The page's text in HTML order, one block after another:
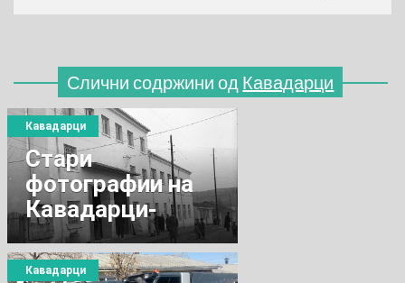
Слични содржини од Кавадарци
Стари
фотографии на
Кавадарци-
Зграда на Дом на
култура
Кавадарци
Кавадарци